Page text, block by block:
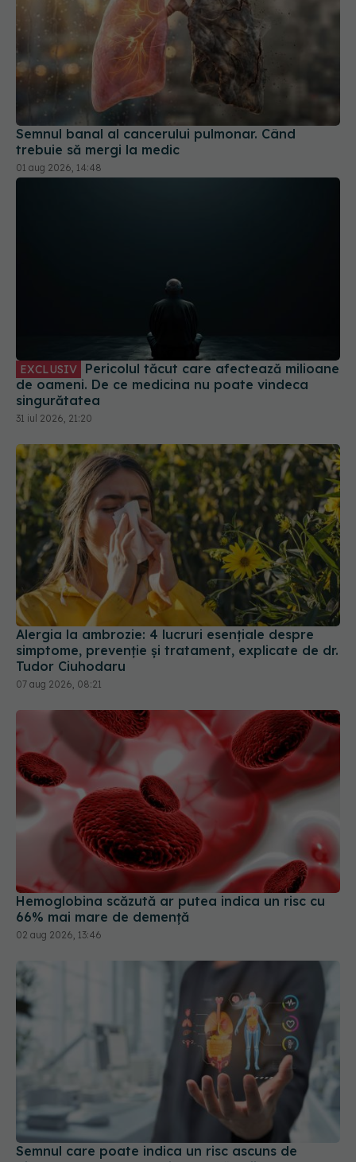
Semnul banal al cancerului pulmonar. Când
trebuie să mergi la medic
01 aug 2026, 14:48
31 iul 2026, 21:20
Alergia la ambrozie: 4 lucruri esențiale despre
simptome, prevenție și tratament, explicate de dr.
Tudor Ciuhodaru
07 aug 2026, 08:21
Hemoglobina scăzută ar putea indica un risc cu
66% mai mare de demență
Semnul care poate indica un risc ascuns de
diabet. Ce au descoperit cercetătorii
02 aug 2026, 15:41